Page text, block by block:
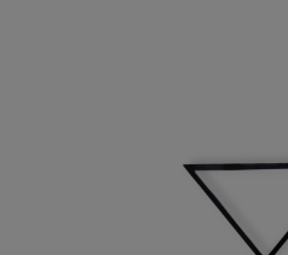
podporach Twój stół
bardzo intensywnym